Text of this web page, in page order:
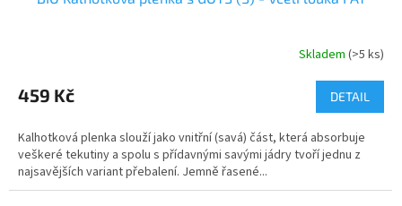
Skladem (>5 ks)
459 Kč DETAIL
Kalhotková plenka slouží jako vnitřní (savá) část, která absorbuje
veškeré tekutiny a spolu s přídavnými savými jádry tvoří jednu z
najsavějších variant přebalení. Jemně řasené...